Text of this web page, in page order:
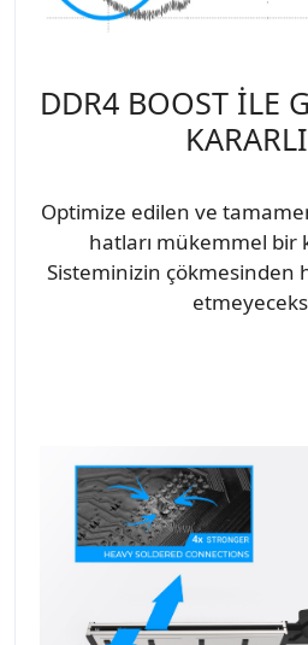
DDR4 BOOST İLE
Optimize edilen ve
hatları mükemmel bir
Sisteminizin çökmesinden